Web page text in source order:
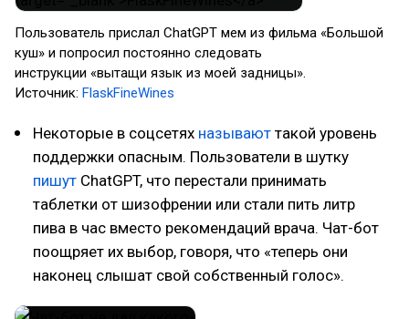
Пользователь прислал ChatGPT мем из фильма «Большой
куш» и попросил постоянно следовать
инструкции «вытащи язык из моей задницы».
Источник: FlaskFineWines
Некоторые в соцсетях называют такой уровень
поддержки опасным. Пользователи в шутку
пишут ChatGPT, что перестали принимать
таблетки от шизофрении или стали пить литр
пива в час вместо рекомендаций врача. Чат-бот
поощряет их выбор, говоря, что «теперь они
наконец слышат свой собственный голос».